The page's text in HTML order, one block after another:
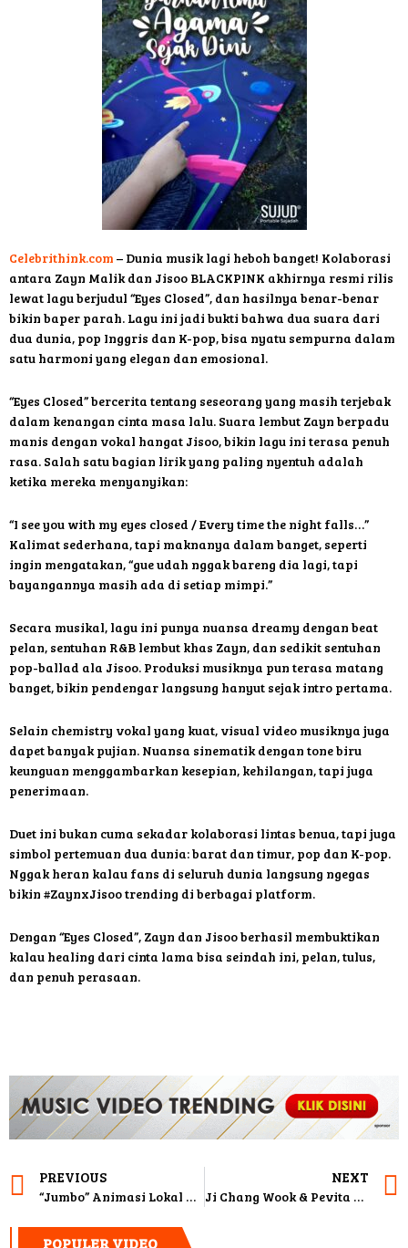
Celebrithink.com – Dunia musik lagi heboh banget! Kolaborasi
antara Zayn Malik dan Jisoo BLACKPINK akhirnya resmi rilis
lewat lagu berjudul “Eyes Closed”, dan hasilnya benar-benar
bikin baper parah. Lagu ini jadi bukti bahwa dua suara dari
dua dunia, pop Inggris dan K-pop, bisa nyatu sempurna dalam
satu harmoni yang elegan dan emosional.
“Eyes Closed” bercerita tentang seseorang yang masih terjebak
dalam kenangan cinta masa lalu. Suara lembut Zayn berpadu
manis dengan vokal hangat Jisoo, bikin lagu ini terasa penuh
rasa. Salah satu bagian lirik yang paling nyentuh adalah
ketika mereka menyanyikan:
“I see you with my eyes closed / Every time the night falls…”
Kalimat sederhana, tapi maknanya dalam banget, seperti
ingin mengatakan, “gue udah nggak bareng dia lagi, tapi
bayangannya masih ada di setiap mimpi.”
Secara musikal, lagu ini punya nuansa dreamy dengan beat
pelan, sentuhan R&B lembut khas Zayn, dan sedikit sentuhan
pop-ballad ala Jisoo. Produksi musiknya pun terasa matang
banget, bikin pendengar langsung hanyut sejak intro pertama.
Selain chemistry vokal yang kuat, visual video musiknya juga
dapet banyak pujian. Nuansa sinematik dengan tone biru
keunguan menggambarkan kesepian, kehilangan, tapi juga
penerimaan.
Duet ini bukan cuma sekadar kolaborasi lintas benua, tapi juga
simbol pertemuan dua dunia: barat dan timur, pop dan K-pop.
Nggak heran kalau fans di seluruh dunia langsung ngegas
bikin #ZaynxJisoo trending di berbagai platform.
Dengan “Eyes Closed”, Zayn dan Jisoo berhasil membuktikan
kalau healing dari cinta lama bisa seindah ini, pelan, tulus,
dan penuh perasaan.
PREVIOUS
“Jumbo” Animasi Lokal Rasa Global yang Go International
NEXT
Ji Chang Wook & Pevita Pearce Bikin Heboh, Ketahuan Bareng di Yogyakarta
POPULER VIDEO